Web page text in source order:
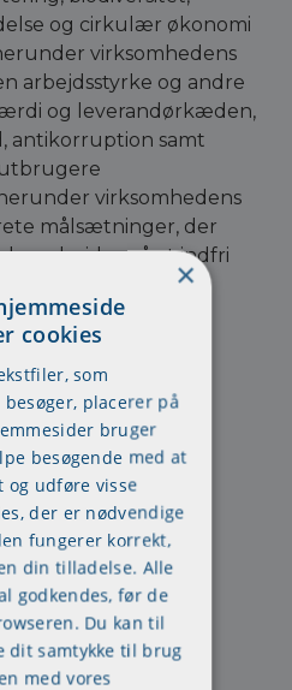
og cirkulær økonomi
virksomhedens
arbejdsstyrke og andre
og leverandørkæden,
antikorruption samt
virksomhedens
målsætninger, der
arbejdes på at indfri
for
ESG-
virksomheder
og
skal
data om
forurening,
antikorruption.
×
cookies
som
placerer på
bruger
besøgende med at
og udføre visse
der er nødvendige
fungerer korrekt,
din tilladelse. Alle
godkendes, før de
Du kan til
samtykke til brug
med vores